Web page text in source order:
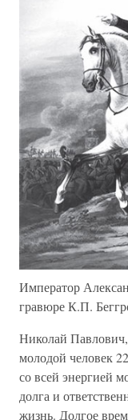
Император
гравюре К.П.
Николай
молодой человек
со всей энергией
долга и
жизнь. Долгое